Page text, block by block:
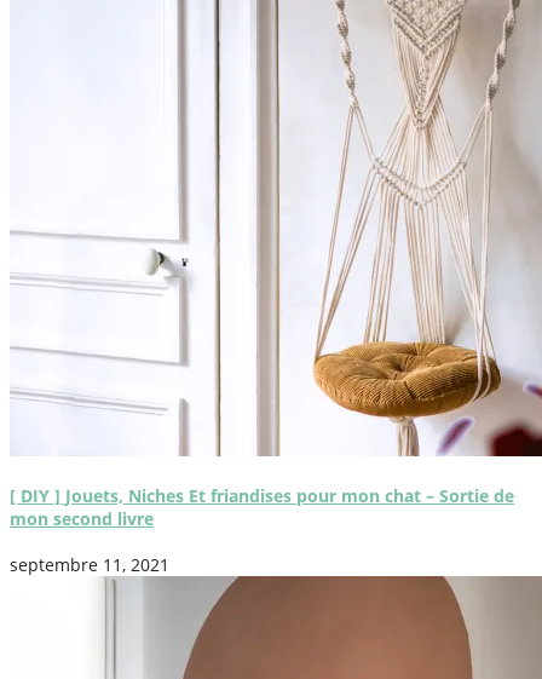
[ DIY ] Jouets, Niches Et friandises pour mon chat – Sortie de
mon second livre
septembre 11, 2021